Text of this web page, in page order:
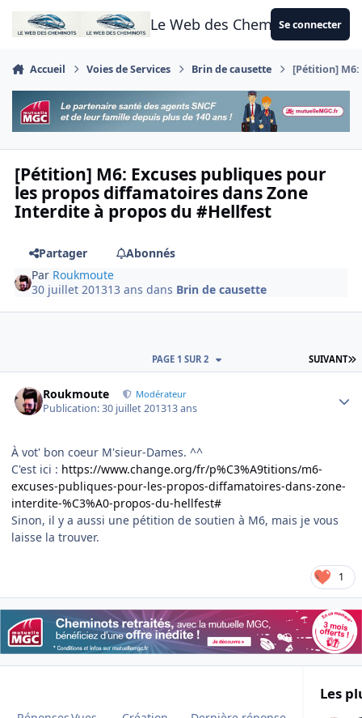
Aller au contenu
Le Web des CheminotsSe connecter
Accueil Voies de Services Brin de causette [Pétition]
[Pétition] M6: Excuses publiques pour
les propos diffamatoires dans Zone
Interdite à propos du #Hellfest
Partager
Abonnés
Par Roukmoute
30 juillet 201313 ans dans Brin de causette
SUIVANT
PAGE 1 SUR 2
Roukmoute Modérateur
Publication:30 juillet 201313 ans
À vot' bon coeur M'sieur-Dames. ^^
C'est ici : https://www.change.org/fr/p%C3%A9titions/m6-
excuses-publiques-pour-les-propos-diffamatoires-dans-zone-
interdite-%C3%A0-propos-du-hellfest#
Sinon, il y a aussi une pétition de soutien à M6, mais je vous
laisse la trouver.
1
Les